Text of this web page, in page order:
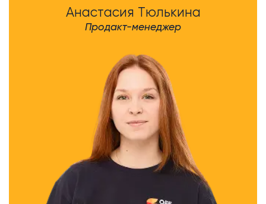
Анастасия Тюлькина
Продакт-менеджер